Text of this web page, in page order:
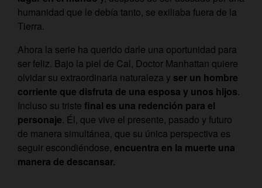
humanidad que le debía tanto, se exiliaba fuera de la
Tierra.
Ahora la serie ha querido darle una oportunidad para
ser feliz. Bajo la piel de Cal, Doctor Manhattan quiere
olvidar su extraordinaria naturaleza y ser un hombre
corriente que disfruta de una esposa y unos hijos.
Incluso su triste final es una redención para el
personaje. Él, que vive el presente, pasado y futuro
de manera simultánea, que su única perspectiva es
seguir escondiéndose, encuentra en la muerte una
manera de descansar.